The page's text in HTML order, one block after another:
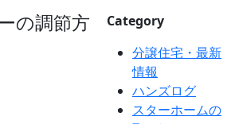
の調節方
Category
分譲住宅・最新
情報
ハンズログ
スターホームの